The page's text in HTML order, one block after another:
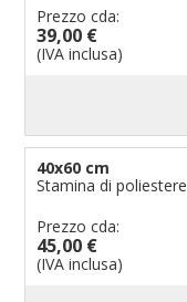
Prezzo cda:
39,00 €
(IVA inclusa)
40x60 cm
Stamina di poliestere
Prezzo cda:
45,00 €
(IVA inclusa)